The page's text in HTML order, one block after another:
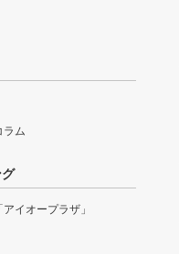
ラム
イオープラザ」